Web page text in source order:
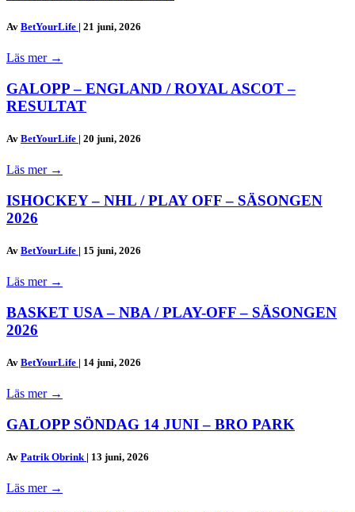
Av BetYourLife | 21 juni, 2026
Läs mer →
GALOPP – ENGLAND / ROYAL ASCOT –
RESULTAT
Av BetYourLife | 20 juni, 2026
Läs mer →
ISHOCKEY – NHL / PLAY OFF – SÄSONGEN
2026
Av BetYourLife | 15 juni, 2026
Läs mer →
BASKET USA – NBA / PLAY-OFF – SÄSONGEN
2026
Av BetYourLife | 14 juni, 2026
Läs mer →
GALOPP SÖNDAG 14 JUNI – BRO PARK
Av Patrik Obrink | 13 juni, 2026
Läs mer →